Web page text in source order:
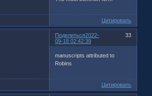
Цитировать
Поделиться 33
2022-
09-18 02:42:39
manuscripts attributed to
Robins
Цитировать